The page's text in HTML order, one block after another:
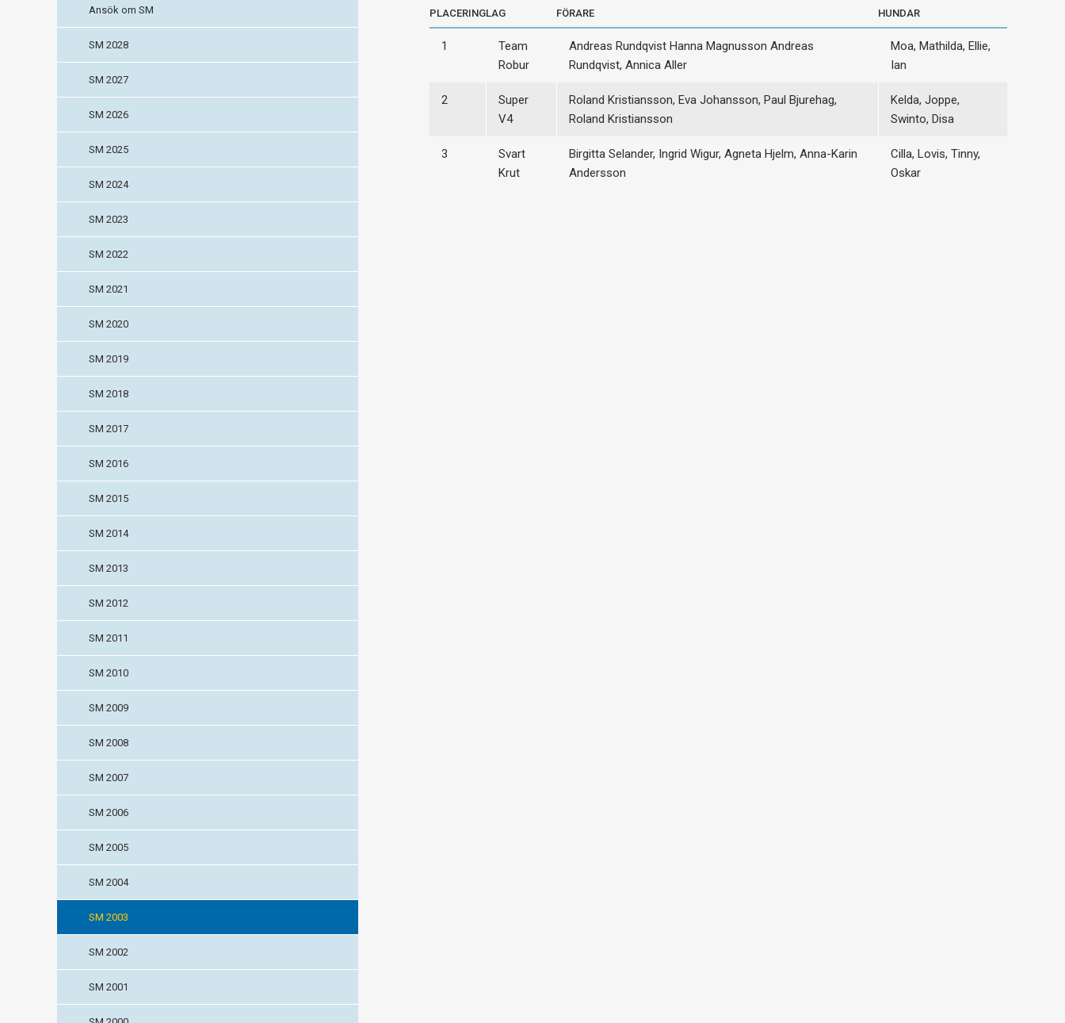
Ansök om SM
SM 2028
SM 2027
SM 2026
SM 2025
SM 2024
SM 2023
SM 2022
SM 2021
SM 2020
SM 2019
SM 2018
SM 2017
SM 2016
SM 2015
SM 2014
SM 2013
SM 2012
SM 2011
SM 2010
SM 2009
SM 2008
SM 2007
SM 2006
SM 2005
SM 2004
SM 2003
SM 2002
SM 2001
PLACERINGLAG FÖRARE HUNDAR
1
Team
Robur
Andreas Rundqvist Hanna Magnusson Andreas
Rundqvist, Annica Aller
Moa, Mathilda, Ellie,
Ian
2
Super
V4
Roland Kristiansson, Eva Johansson, Paul Bjurehag,
Roland Kristiansson
Kelda, Joppe,
Swinto, Disa
3
Svart
Krut
Birgitta Selander, Ingrid Wigur, Agneta Hjelm, Anna-Karin
Andersson
Cilla, Lovis, Tinny,
Oskar